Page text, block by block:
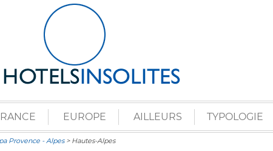
EUROPE AILLEURS TYPOLOGIE
Provence - Alpes> Hautes-Alpes